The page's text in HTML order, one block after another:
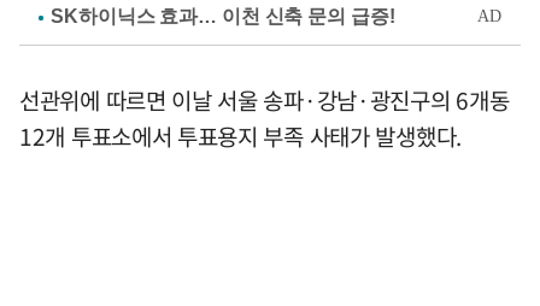
선관위에 따르면 이날 서울 송파·강남·광진구의 6개동
12개 투표소에서 투표용지 부족 사태가 발생했다.